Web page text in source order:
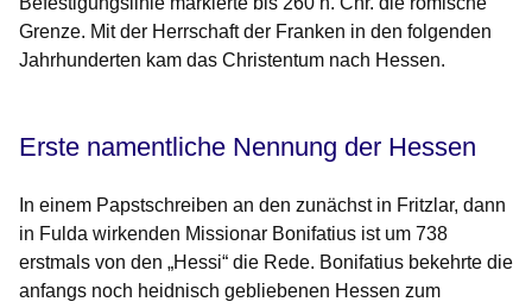
Grenze. Mit der Herrschaft der Franken in den folgenden
Jahrhunderten kam das Christentum nach Hessen.
Erste namentliche Nennung der Hessen
In einem Papstschreiben an den zunächst in Fritzlar, dann
in Fulda wirkenden Missionar Bonifatius ist um 738
erstmals von den „Hessi“ die Rede. Bonifatius bekehrte die
anfangs noch heidnisch gebliebenen Hessen zum